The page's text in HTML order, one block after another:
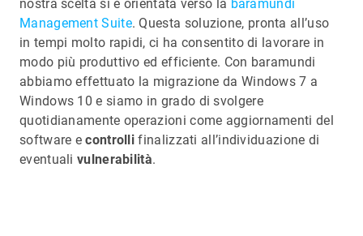
nostra scelta si è orientata verso la baramundi
Management Suite. Questa soluzione, pronta all’uso
in tempi molto rapidi, ci ha consentito di lavorare in
modo più produttivo ed efficiente. Con baramundi
abbiamo effettuato la migrazione da Windows 7 a
Windows 10 e siamo in grado di svolgere
quotidianamente operazioni come aggiornamenti del
software econtrolli finalizzati all’individuazione di
eventualivulnerabilità.